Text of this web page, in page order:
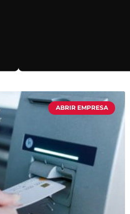
ABRIR EMPRESA